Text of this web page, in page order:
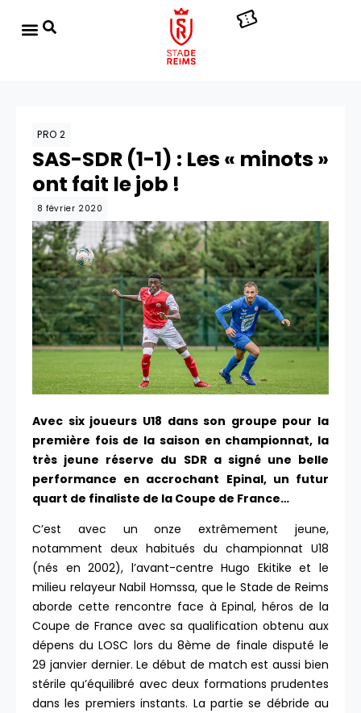
PRO 2
SAS-SDR (1-1) : Les « minots »
ont fait le job !
8 février 2020
Avec six joueurs U18 dans son groupe pour la
première fois de la saison en championnat, la
très jeune réserve du SDR a signé une belle
performance en accrochant Epinal, un futur
quart de finaliste de la Coupe de France…
C’est avec un onze extrêmement jeune,
notamment deux habitués du championnat U18
(nés en 2002), l’avant-centre Hugo Ekitike et le
milieu relayeur Nabil Homssa, que le Stade de Reims
aborde cette rencontre face à Epinal, héros de la
Coupe de France avec sa qualification obtenu aux
dépens du LOSC lors du 8ème de finale disputé le
29 janvier dernier. Le début de match est aussi bien
stérile qu’équilibré avec deux formations prudentes
dans les premiers instants. La partie se débride au